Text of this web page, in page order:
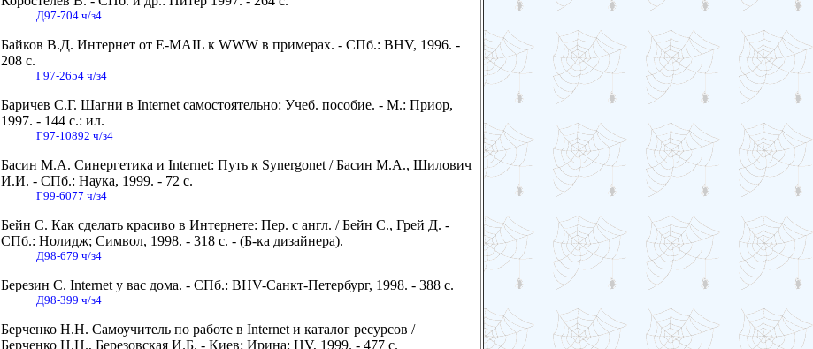
Д97-704 ч/з4
Байков В.Д. Интернет от E-MAIL к WWW в примерах. - СПб.: BHV, 1996. -
208 с.
Г97-2654 ч/з4
Баричев С.Г. Шагни в Internet самостоятельно: Учеб. пособие. - М.: Приор,
1997. - 144 с.: ил.
Г97-10892 ч/з4
Басин М.А. Синергетика и Internet: Путь к Synergonet / Басин М.А., Шилович
И.И. - СПб.: Наука, 1999. - 72 с.
Г99-6077 ч/з4
Бейн С. Как сделать красиво в Интернете: Пер. с англ. / Бейн С., Грей Д. -
СПб.: Нолидж; Символ, 1998. - 318 с. - (Б-ка дизайнера).
Д98-679 ч/з4
Березин С. Internet у вас дома. - СПб.: BHV-Санкт-Петербург, 1998. - 388 с.
Д98-399 ч/з4
Берченко Н.Н. Самоучитель по работе в Internet и каталог ресурсов /
Берченко Н.Н., Березовская И.Б. - Киев: Ирина; HV, 1999. - 477 с.